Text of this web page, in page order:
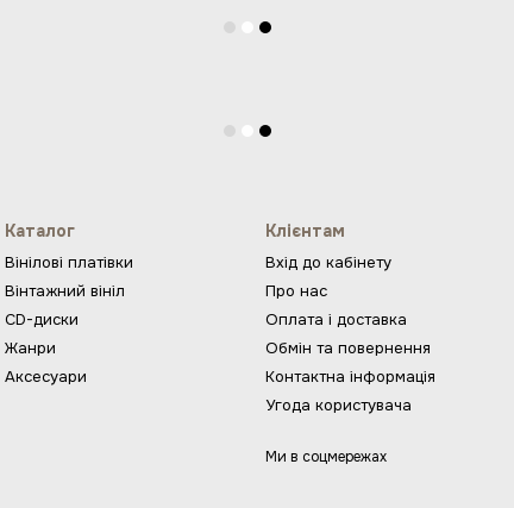
Каталог
Вінілові платівки
Вінтажний вініл
CD-диски
Жанри
Аксесуари
Клієнтам
Вхід до кабінету
Про нас
Оплата і доставка
Обмін та повернення
Контактна інформація
Угода користувача
Ми в соцмережах